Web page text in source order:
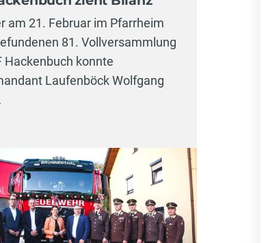
am 21. Februar im Pfarrheim
81. Vollversammlung
Hackenbuch konnte
Laufenböck Wolfgang